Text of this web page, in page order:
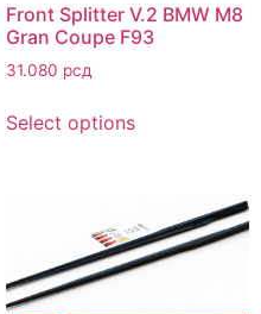
Front Splitter V.2 BMW M8
Gran Coupe F93
31.080 рсд
Select options